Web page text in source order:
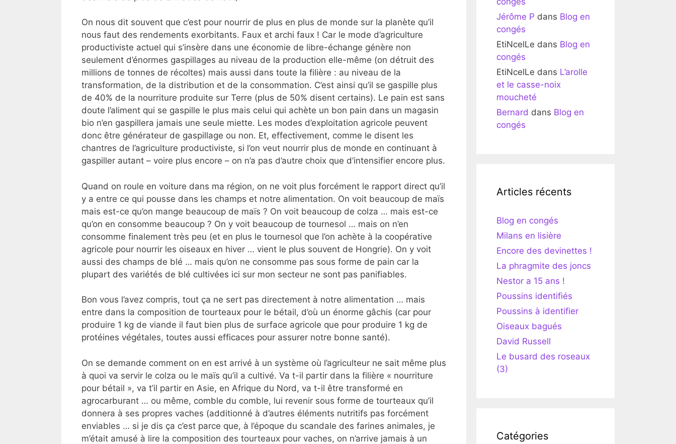
On nous dit souvent que c’est pour nourrir de plus en plus de monde sur la planète qu’il
nous faut des rendements exorbitants. Faux et archi faux ! Car le mode d’agriculture
productiviste actuel qui s’insère dans une économie de libre-échange génère non
seulement d’énormes gaspillages au niveau de la production elle-même (on détruit des
millions de tonnes de récoltes) mais aussi dans toute la filière : au niveau de la
transformation, de la distribution et de la consommation. C’est ainsi qu’il se gaspille plus
de 40% de la nourriture produite sur Terre (plus de 50% disent certains). Le pain est sans
doute l’aliment qui se gaspille le plus mais celui qui achète un bon pain dans un magasin
bio n’en gaspillera jamais une seule miette. Les modes d’exploitation agricole peuvent
donc être générateur de gaspillage ou non. Et, effectivement, comme le disent les
chantres de l’agriculture productiviste, si l’on veut nourrir plus de monde en continuant à
gaspiller autant – voire plus encore – on n’a pas d’autre choix que d’intensifier encore plus.
Quand on roule en voiture dans ma région, on ne voit plus forcément le rapport direct qu’il
y a entre ce qui pousse dans les champs et notre alimentation. On voit beaucoup de maïs
mais est-ce qu’on mange beaucoup de maïs ? On voit beaucoup de colza … mais est-ce
qu’on en consomme beaucoup ? On y voit beaucoup de tournesol … mais on n’en
consomme finalement très peu (et en plus le tournesol que l’on achète à la coopérative
agricole pour nourrir les oiseaux en hiver … vient le plus souvent de Hongrie). On y voit
aussi des champs de blé … mais qu’on ne consomme pas sous forme de pain car la
plupart des variétés de blé cultivées ici sur mon secteur ne sont pas panifiables.
Bon vous l’avez compris, tout ça ne sert pas directement à notre alimentation … mais
entre dans la composition de tourteaux pour le bétail, d’où un énorme gâchis (car pour
produire 1 kg de viande il faut bien plus de surface agricole que pour produire 1 kg de
protéines végétales, toutes aussi efficaces pour assurer notre bonne santé).
On se demande comment on en est arrivé à un système où l’agriculteur ne sait même plus
à quoi va servir le colza ou le maïs qu’il a cultivé. Va t-il partir dans la filière « nourriture
pour bétail », va t’il partir en Asie, en Afrique du Nord, va t-il être transformé en
agrocarburant … ou même, comble du comble, lui revenir sous forme de tourteaux qu’il
donnera à ses propres vaches (additionné à d’autres éléments nutritifs pas forcément
enviables … si je dis ça c’est parce que, à l’époque du scandale des farines animales, je
m’était amusé à lire la composition des tourteaux pour vaches, on n’arrive jamais à un
Jérôme P dans Blog en
congés
EtiNcelLe dans Blog en
congés
EtiNcelLe dans L’arolle
et le casse-noix
moucheté
Bernard dans Blog en
congés
Articles récents
Blog en congés
Milans en lisière
Encore des devinettes !
La phragmite des joncs
Nestor a 15 ans !
Poussins identifiés
Poussins à identifier
Oiseaux bagués
David Russell
Le busard des roseaux
(3)
Catégories